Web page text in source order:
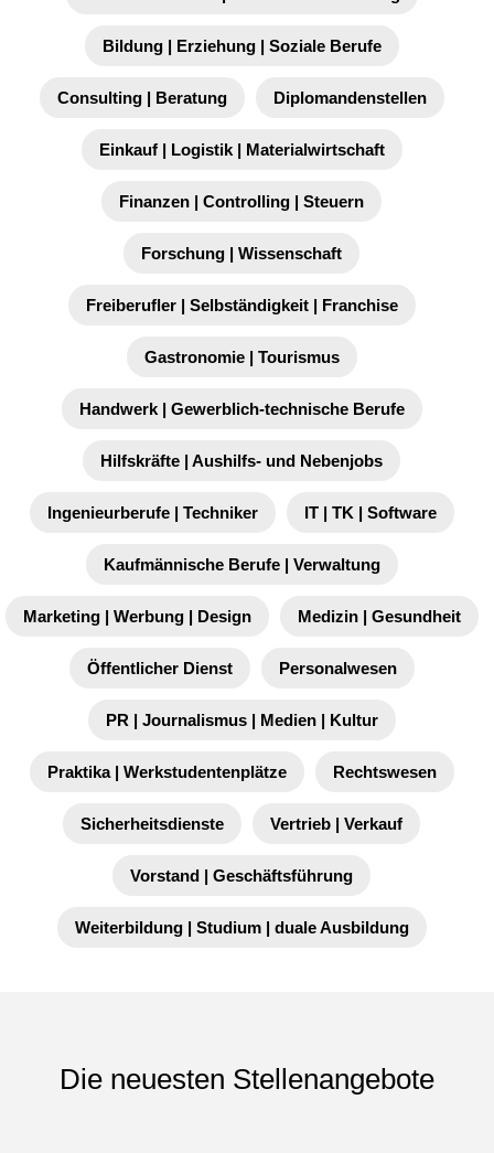
Bildung | Erziehung | Soziale Berufe
Consulting | Beratung Diplomandenstellen
Einkauf | Logistik | Materialwirtschaft
Finanzen | Controlling | Steuern
Forschung | Wissenschaft
Freiberufler | Selbständigkeit | Franchise
Gastronomie | Tourismus
Handwerk | Gewerblich-technische Berufe
Hilfskräfte | Aushilfs- und Nebenjobs
Ingenieurberufe | Techniker IT | TK | Software
Kaufmännische Berufe | Verwaltung
Marketing | Werbung | Design Medizin | Gesundheit
Öffentlicher Dienst Personalwesen
PR | Journalismus | Medien | Kultur
Praktika | Werkstudentenplätze Rechtswesen
Sicherheitsdienste Vertrieb | Verkauf
Vorstand | Geschäftsführung
Weiterbildung | Studium | duale Ausbildung
Die neuesten Stellenangebote